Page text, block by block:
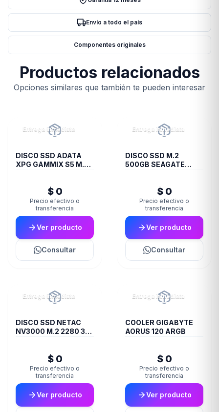
-
Black
cantidad
Envío a todo el país
Componentes originales
Productos relacionados
Opciones similares que también te pueden interesar
Entrega inmediata
DISCO SSD ADATA
XPG GAMMIX S5 M.2
$ 0
Precio efectivo o
transferencia
Ver producto
Consultar
Entrega inmediata
DISCO SSD M.2
500GB SEAGATE
$ 0
Precio efectivo o
transferencia
Ver producto
Consultar
Entrega inmediata
DISCO SSD NETAC
NV3000 M.2 2280 3D
$ 0
Precio efectivo o
transferencia
Ver producto
Entrega inmediata
COOLER GIGABYTE
AORUS 120 ARGB
$ 0
Precio efectivo o
transferencia
Ver producto